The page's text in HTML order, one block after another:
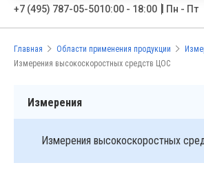
+7 (495) 787-05-5010:00 - 18:00 Пн - Пт
Главная Области применения продукции
Измерения высокоскоростных средств ЦОС
Измерения
Измерения высокоскоростных